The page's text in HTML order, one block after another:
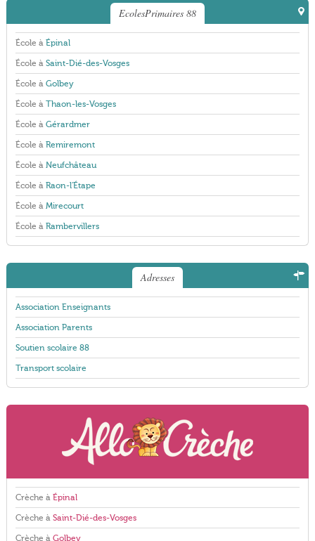
EcolesPrimaires 88
École à Épinal
École à Saint-Dié-des-Vosges
École à Golbey
École à Thaon-les-Vosges
École à Gérardmer
École à Remiremont
École à Neufchâteau
École à Raon-l'Étape
École à Mirecourt
École à Rambervillers
Adresses
Association Enseignants
Association Parents
Soutien scolaire 88
Transport scolaire
Crèche à Épinal
Crèche à Saint-Dié-des-Vosges
Crèche à Golbey